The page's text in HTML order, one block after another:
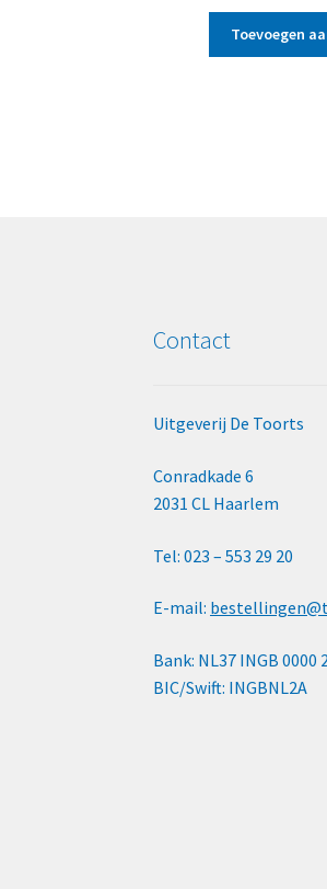
Toevoegen
Contact
Uitgeverij De Toorts
Conradkade 6
2031 CL Haarlem
Tel: 023 – 553 29 20
E-mail:
Bank: NL37 INGB 0000
BIC/Swift: INGBNL2A